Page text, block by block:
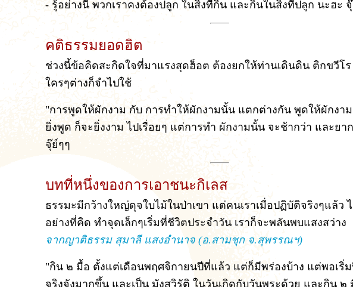
- รู้อย่างนี้ พวกเราคงต้องปลูก ในสิ่งที่กิน และกินในสิ่งที่ปลูก นะฮะ
คติธรรมยอดฮิต
ช่วงนี้ข้อคิดสะกิดใจที่มาแรงสุดฮ็อต ต้องยกให้ท่านเดินดิน ติกขวีโร
ใครๆต่างก็จำไปใช้
"การพูดให้ผักงาม กับ การทำให้ผักงามนั้น แตกต่างกัน พูดให้ผักงา
ยิ่งพูด ก็จะยิ่งงาม ไปเรื่อยๆ แต่การทำ ผักงามนั้น จะช้ากว่า และยา
จุ๊ย์ๆๆ
บทที่หนึ่งของการเอาชนะกิเลส
ธรรมะมีกว้างใหญ่ดุจใบไม้ในป่าเขา แต่คนเราเมื่อปฏิบัติจริงๆแล้ว
อย่างที่คิด ทำจุดเล็กๆเริ่มที่ชีวิตประจำวัน เราก็จะพลันพบแสงสว่าง
จากญาติธรรม สุมาลี แสงอำนาจ (อ.สามชุก จ.สุพรรณฯ)
"กิน ๒ มื้อ ตั้งแต่เดือนพฤศจิกายนปีที่แล้ว แต่ก็มีพร่องบ้าง แต่พอเริ่
จริงจังมากขึ้น และเป็น มังสวิรัติ ในวันเกิดกับวันพระด้วย และกิน ๒